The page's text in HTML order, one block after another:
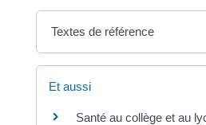
Textes de référence
Et aussi
Santé au collège et au